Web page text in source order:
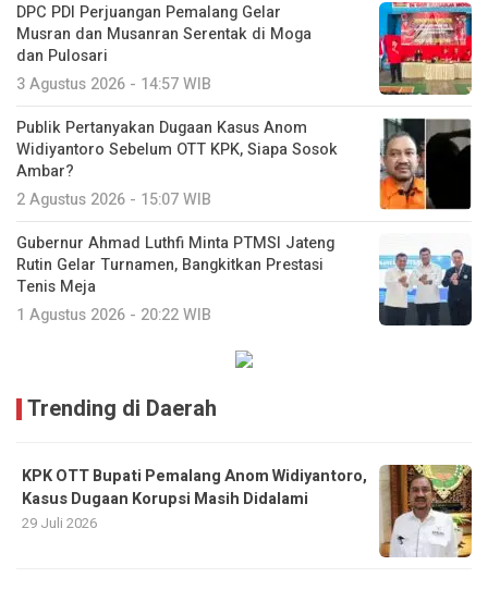
DPC PDI Perjuangan Pemalang Gelar
Musran dan Musanran Serentak di Moga
dan Pulosari
3 Agustus 2026 - 14:57 WIB
Publik Pertanyakan Dugaan Kasus Anom
Widiyantoro Sebelum OTT KPK, Siapa Sosok
Ambar?
2 Agustus 2026 - 15:07 WIB
Gubernur Ahmad Luthfi Minta PTMSI Jateng
Rutin Gelar Turnamen, Bangkitkan Prestasi
Tenis Meja
1 Agustus 2026 - 20:22 WIB
Trending di Daerah
KPK OTT Bupati Pemalang Anom Widiyantoro,
Kasus Dugaan Korupsi Masih Didalami
29 Juli 2026